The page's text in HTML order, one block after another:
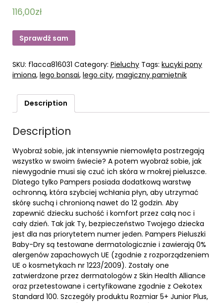
116,00zł
Sprawdź sam
SKU: f1acca816031 Category: Pieluchy Tags: kucyki pony
imiona, lego bonsai, lego city, magiczny pamiętnik
Description
Description
Wyobraź sobie, jak intensywnie niemowlęta postrzegają
wszystko w swoim świecie? A potem wyobraź sobie, jak
niewygodnie musi się czuć ich skóra w mokrej pieluszce.
Dlatego tylko Pampers posiada dodatkową warstwę
ochronną, która szybciej wchłania płyn, aby utrzymać
skórę suchą i chronioną nawet do 12 godzin. Aby
zapewnić dziecku suchość i komfort przez całą noc i
cały dzień. Tak jak Ty, bezpieczeństwo Twojego dziecka
jest dla nas priorytetem numer jeden. Pampers Pieluszki
Baby-Dry są testowane dermatologicznie i zawierają 0%
alergenów zapachowych UE (zgodnie z rozporządzeniem
UE o kosmetykach nr 1223/2009). Zostały one
zatwierdzone przez dermatologów z Skin Health Alliance
oraz przetestowane i certyfikowane zgodnie z Oekotex
Standard 100. Szczegóły produktu Rozmiar 5+ Junior Plus,